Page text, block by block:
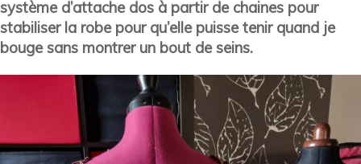
système d’attache dos à partir de chaines pour
stabiliser la robe pour qu’elle puisse tenir quand je
bouge sans montrer un bout de seins.